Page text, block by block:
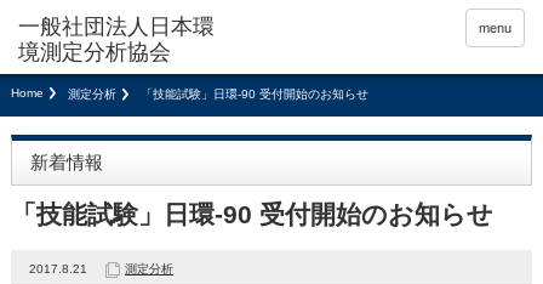
menu
Home 測定分析 「技能試験」日環-90 受付開始のお知らせ
新着情報
「技能試験」日環-90 受付開始のお知らせ
2017.8.21 測定分析